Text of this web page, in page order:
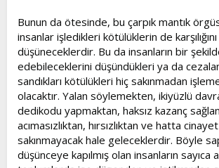
Bunun da ötesinde, bu çarpık mantık
insanlar işledikleri kötülüklerin de karşılığını
düşüneceklerdir. Bu da insanların bir
edebileceklerini düşündükleri ya da
sandıkları kötülükleri hiç sakınmadan
olacaktır. Yalan söylemekten, ikiyüzlü
dedikodu yapmaktan, haksız kazanç
acımasızlıktan, hırsızlıktan ve hatta
sakınmayacak hale geleceklerdir. Böyle
düşünceye kapılmış olan insanların sayıca